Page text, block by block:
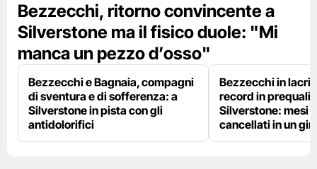
Bezzecchi, ritorno convincente a
Silverstone ma il fisico duole: "Mi
manca un pezzo d’osso"
Bezzecchi e Bagnaia, compagni
di sventura e di sofferenza: a
Silverstone in pista con gli
antidolorifici
Bezzecchi in
record in
Silverstone: mesi
cancellati in un